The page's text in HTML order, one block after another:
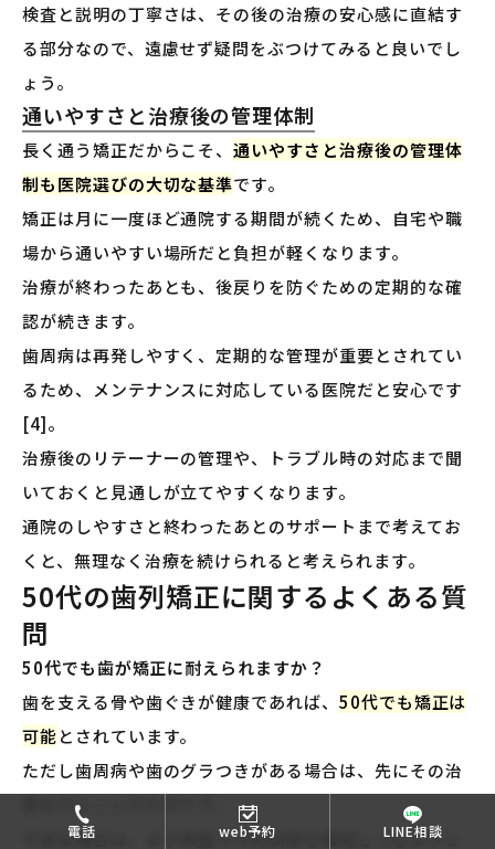
電話 web予約 LINE相談
検査と説明の丁寧さは、その後の治療の安心感に直結す
る部分なので、遠慮せず疑問をぶつけてみると良いでし
ょう。
通いやすさと治療後の管理体制
長く通う矯正だからこそ、通いやすさと治療後の管理体
制も医院選びの大切な基準です。
矯正は月に一度ほど通院する期間が続くため、自宅や職
場から通いやすい場所だと負担が軽くなります。
治療が終わったあとも、後戻りを防ぐための定期的な確
認が続きます。
歯周病は再発しやすく、定期的な管理が重要とされてい
るため、メンテナンスに対応している医院だと安心です
[4]。
治療後のリテーナーの管理や、トラブル時の対応まで聞
いておくと見通しが立てやすくなります。
通院のしやすさと終わったあとのサポートまで考えてお
くと、無理なく治療を続けられると考えられます。
50代の歯列矯正に関するよくある質
問
50代でも歯が矯正に耐えられますか？
歯を支える骨や歯ぐきが健康であれば、 50代でも矯正は
可能とされています。
ただし歯周病や歯のグラつきがある場合は、先にその治
療を行うことが大切です。
不安な場合は、まず検査で今の状態を確認してもらうと